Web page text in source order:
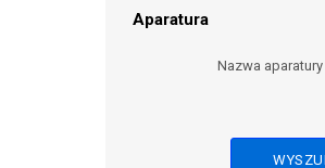
Aparatura
Nazwa aparatury